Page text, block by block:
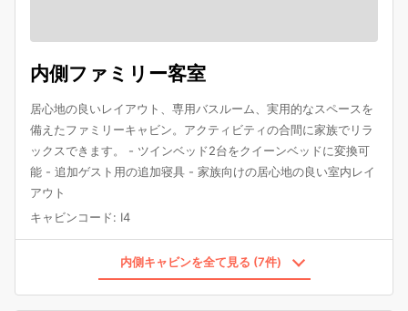
内側ファミリー客室
居心地の良いレイアウト、専用バスルーム、実用的なスペースを
備えたファミリーキャビン。アクティビティの合間に家族でリラ
ックスできます。 - ツインベッド2台をクイーンベッドに変換可
能 - 追加ゲスト用の追加寝具 - 家族向けの居心地の良い室内レイ
アウト
キャビンコード: I4
内側キャビンを全て見る (7件)